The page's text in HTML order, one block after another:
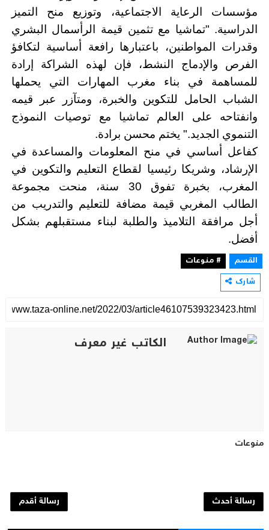
مؤسسات الرعاية الاجتماعية، وتوزيع منح التميز
الدراسية. "تماشيا مع تثمين قيمة الرأسمال البشري
وقدرات المواطنين، باعتبارها رافعة أساسية لتكافؤ
الفرص والإدماج النشط، فإن لهذه الشراكة إرادة
للمساهمة في بناء مغرب المهارات التي يحملها
الشباب الحامل للتكوين والخبرة، ومتآزر عبر قيمه
وانفتاحه على العالم تماشيا مع توصيات النموذج
التنموي الجديد".يختم محسن برادة.
كفاعل أساسي في منح المعلومات والمساعدة في
الإرشاد، وشريكا رئيسيا لقطاع التعليم والتكوين في
المغرب، بخبرة تفوق 30 سنة، منحت مجموعة
الطالب المغربي قيمة مضافة للتعليم والتدريب من
أجل مرافقة التلاميذ والطلبة لبناء مستقبلهم بشكل
أفضل.
القسم
# منوعات
شارك
الكاتب غير معرف
منوعات
رسالة أحدث رسالة أقدم